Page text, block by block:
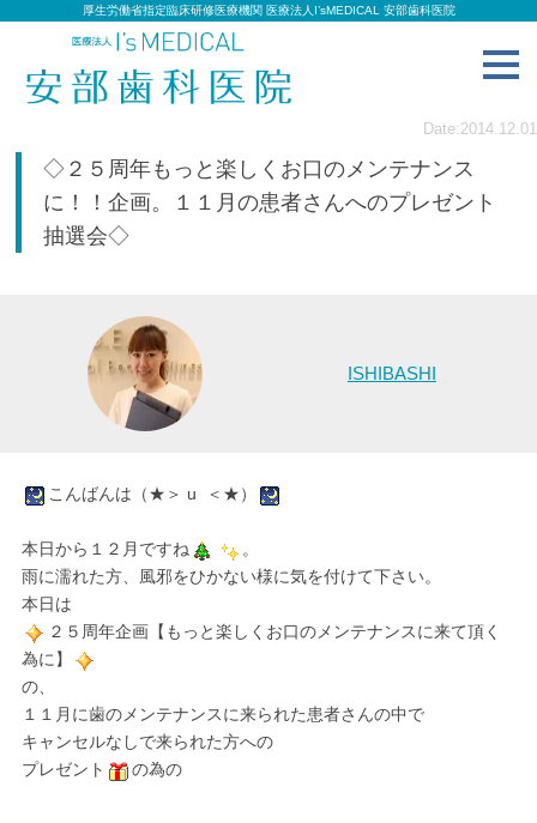
厚生労働省指定臨床研修医療機関 医療法人I’sMEDICAL 安部歯科医院
Date:2014.12.01
◇２５周年もっと楽しくお口のメンテナンス
に！！企画。１１月の患者さんへのプレゼント
抽選会◇
ISHIBASHI
こんばんは（★＞ u ＜★）
本日から１２月ですね
。
雨に濡れた方、風邪をひかない様に気を付けて下さい。
本日は
２５周年企画【もっと楽しくお口のメンテナンスに来て頂く
為に】
の、
１１月に歯のメンテナンスに来られた患者さんの中で
キャンセルなしで来られた方への
プレゼント
の為の